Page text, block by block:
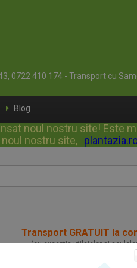
0722 410 174 - Transport cu
Blog
noul nostru site! Este
nostru site,
Transport GRATUIT la
(cu exceptia utilajelor si
Seminte ceapa